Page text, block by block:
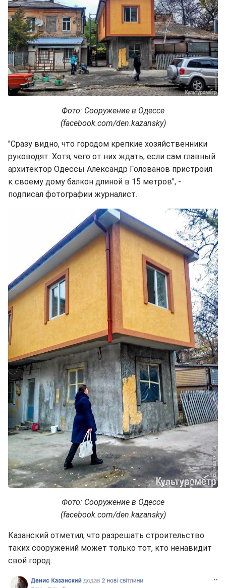
Фото: Сооружение в Одессе
(facebook.com/den.kazansky)
"Сразу видно, что городом крепкие хозяйственники
руководят. Хотя, чего от них ждать, если сам главный
архитектор Одессы Александр Голованов пристроил
к своему дому балкон длиной в 15 метров", -
подписал фотографии журналист.
Фото: Сооружение в Одессе
(facebook.com/den.kazansky)
Казанский отметил, что разрешать строительство
таких сооружений может только тот, кто ненавидит
свой город.